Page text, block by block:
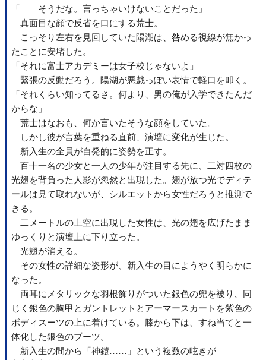
「――そうだな。言っちゃいけないことだった」
真面目な顔で反省を口にする荒士。
こっそり左右を見回していた陽湖は、咎める視線が無かっ
たことに安堵した。
「それに富士アカデミーは女子校じゃないよ」
緊張の反動だろう。陽湖が悪戯っぽい表情で軽口を叩く。
「それくらい知ってるさ。何より、男の俺が入学できたんだ
からな」
荒士はなおも、何か言いたそうな顔をしていた。
しかし彼が言葉を重ねる直前、演壇に変化が生じた。
新入生の全員が自発的に姿勢を正す。
百十一名の少女と一人の少年が注目する先に、二対四枚の
光翅を背負った人影が忽然と出現した。翅が放つ光でディテ
ールは見て取れないが、シルエットから女性だろうと推測で
きる。
二メートルの上空に出現した女性は、光の翅を広げたまま
ゆっくりと演壇上に下り立った。
光翅が消える。
その女性の詳細な姿形が、新入生の目にようやく明らかに
なった。
両耳にメタリックな羽根飾りがついた銀色の兜を被り、同
じく銀色の胸甲とガントレットとアーマースカートを紫色の
ボディスーツの上に着けている。膝から下は、すね当てと一
体化した銀色のブーツ。
新入生の間から「神鎧……」という複数の呟きが
、、、、、、